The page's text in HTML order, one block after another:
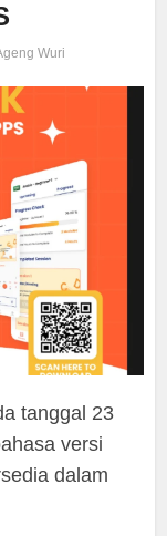
Wuri
tanggal 23
versi
dalam